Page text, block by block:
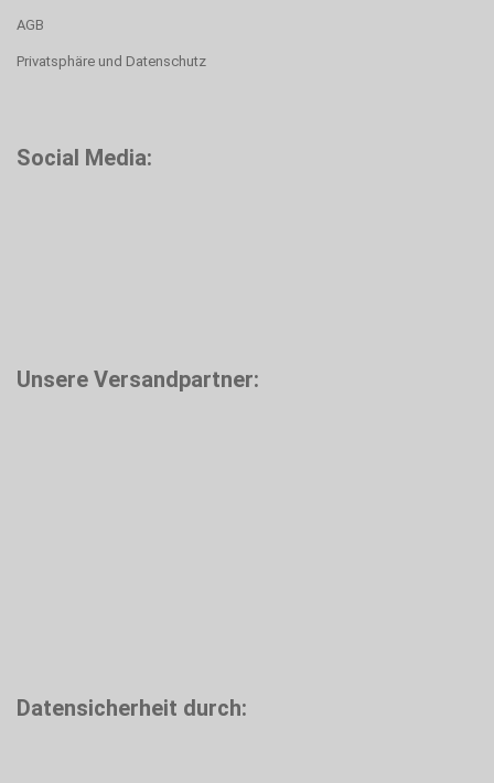
AGB
Privatsphäre und Datenschutz
Social Media:
Unsere Versandpartner:
Datensicherheit durch: